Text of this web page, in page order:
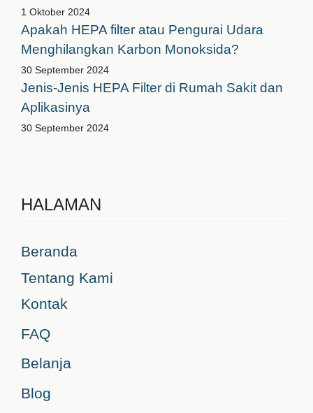
1 Oktober 2024
Apakah HEPA filter atau Pengurai Udara
Menghilangkan Karbon Monoksida?
30 September 2024
Jenis-Jenis HEPA Filter di Rumah Sakit dan
Aplikasinya
30 September 2024
HALAMAN
Beranda
Tentang Kami
Kontak
FAQ
Belanja
Blog